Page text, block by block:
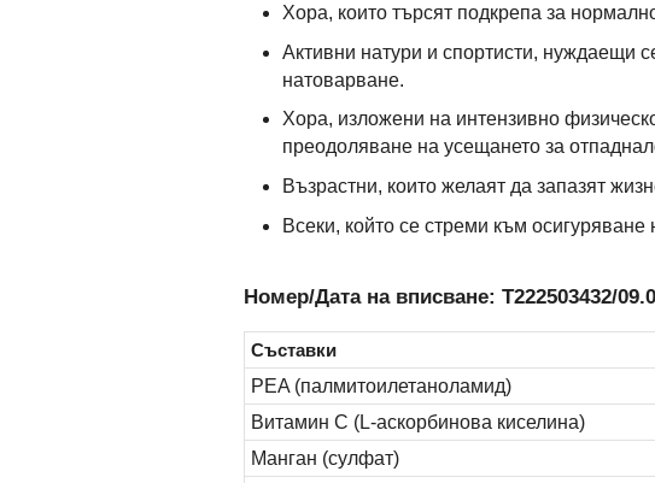
Хора, които търсят подкрепа за
Активни натури и спортисти, нуждаещи
натоварване.
Хора, изложени на интензивно
преодоляване на усещането за
Възрастни, които желаят да запазят
Всеки, който се стреми към
Номер/Дата на вписване: Т222503432/
Съставки
PEA (палмитоилетаноламид)
Витамин С (L-аскорбинова киселина)
Манган (сулфат)